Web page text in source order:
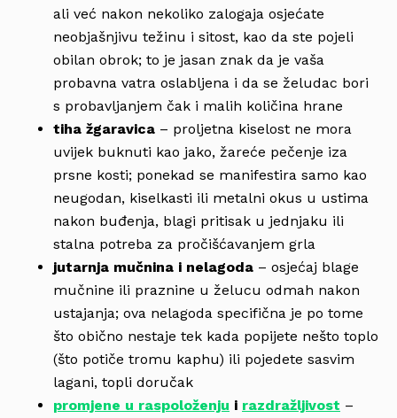
ali već nakon nekoliko zalogaja osjećate
neobjašnjivu težinu i sitost, kao da ste pojeli
obilan obrok; to je jasan znak da je vaša
probavna vatra oslabljena i da se želudac bori
s probavljanjem čak i malih količina hrane
tiha žgaravica – proljetna kiselost ne mora
uvijek buknuti kao jako, žareće pečenje iza
prsne kosti; ponekad se manifestira samo kao
neugodan, kiselkasti ili metalni okus u ustima
nakon buđenja, blagi pritisak u jednjaku ili
stalna potreba za pročišćavanjem grla
jutarnja mučnina i nelagoda – osjećaj blage
mučnine ili praznine u želucu odmah nakon
ustajanja; ova nelagoda specifična je po tome
što obično nestaje tek kada popijete nešto toplo
(što potiče tromu kaphu) ili pojedete sasvim
lagani, topli doručak
promjene u raspoloženju i razdražljivost –